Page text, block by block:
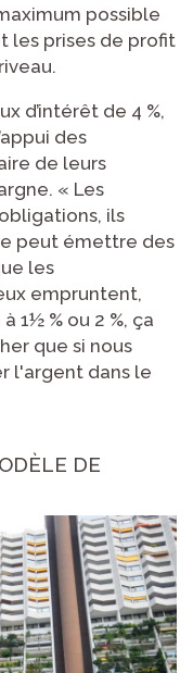
possible
les prises de profit
d’intérêt de 4 %,
des
de leurs
« Les
ils
peut émettre des
les
empruntent,
1½ % ou 2 %, ça
que si nous
l'argent dans le
DE